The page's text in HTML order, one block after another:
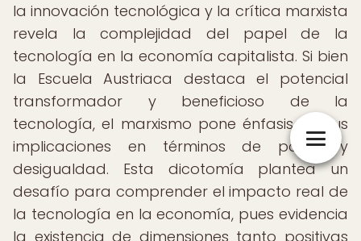
la innovación tecnológica y la crítica marxista
revela la complejidad del papel de la
tecnología en la economía capitalista. Si bien
la Escuela Austriaca destaca el potencial
transformador y beneficioso de la
tecnología, el marxismo pone énfasis en sus
implicaciones en términos de poder y
desigualdad. Esta dicotomía plantea un
desafío para comprender el impacto real de
la tecnología en la economía, pues evidencia
la existencia de dimensiones tanto positivas